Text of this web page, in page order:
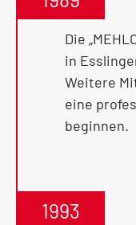
Die
in
Weitere
eine
beginnen.
1993